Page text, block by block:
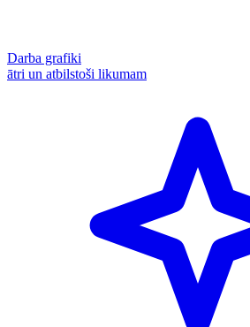
Darba grafiki
ātri un atbilstoši likumam